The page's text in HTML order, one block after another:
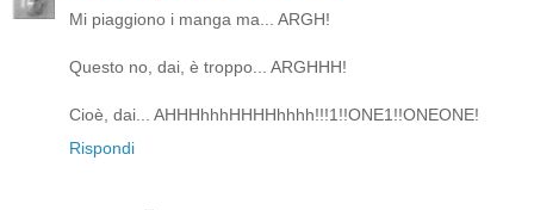
Mi piaggiono i manga ma... ARGH!
Questo no, dai, è troppo... ARGHHH!
Cioè, dai... AHHHhhhHHHHhhhh!!!1!!ONE1!!ONEONE!
Rispondi